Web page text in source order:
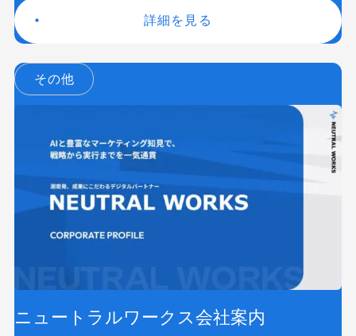
LP(ランディングページ)
Webサイトリニューアル
インフルエンサーマーケTips
オウンドメディア
コーポレートサイト
コンテンツマーケティング
サイト改善
調査レポート
詳細を見る
その他
ニュートラルワークス会社案内